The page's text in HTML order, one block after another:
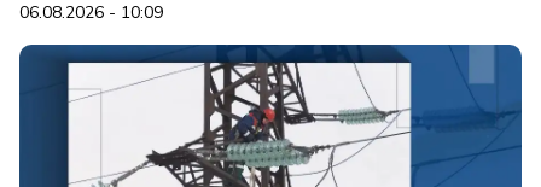
06.08.2026 - 10:09